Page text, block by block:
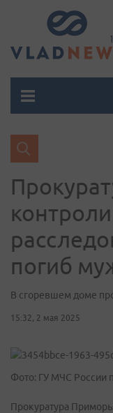
погиб
В сгоревшем доме
15:32, 2 мая 2025
Фото: ГУ МЧС России
Прокуратура